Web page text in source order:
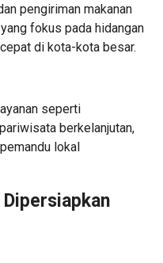
pengiriman makanan
fokus pada hidangan
di kota-kota besar.
seperti
berkelanjutan,
lokal